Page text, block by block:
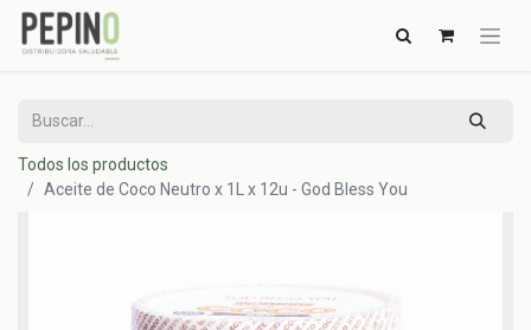
Todos los productos
Aceite de Coco Neutro x 1L x 12u - God Bless You